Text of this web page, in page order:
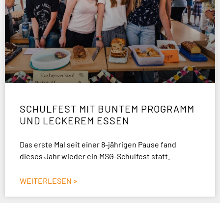
SCHULFEST MIT BUNTEM PROGRAMM
UND LECKEREM ESSEN
Das erste Mal seit einer 8-jährigen Pause fand
dieses Jahr wieder ein MSG-Schulfest statt.
WEITERLESEN »